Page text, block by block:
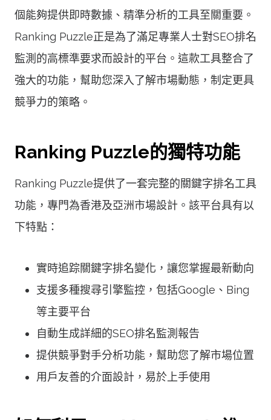
個能夠提供即時數據、精準分析的工具至關重要。
Ranking Puzzle正是為了滿足專業人士對SEO排名
監測的高標準要求而設計的平台。這款工具整合了
強大的功能，幫助您深入了解市場動態，制定更具
競爭力的策略。
Ranking Puzzle的獨特功能
Ranking Puzzle提供了一套完整的關鍵字排名工具
功能，專門為香港及亞洲市場設計。該平台具有以
下特點：
實時追踪關鍵字排名變化，讓您掌握最新動向
支援多種搜尋引擎監控，包括Google、Bing
等主要平台
自動生成詳細的SEO排名監測報告
提供競爭對手分析功能，幫助您了解市場位置
用戶友善的介面設計，易於上手使用